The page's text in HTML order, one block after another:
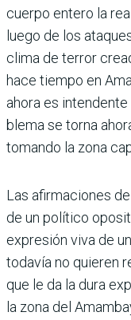
cuerpo entero la
luego de los
clima de terror
hace tiempo en
ahora es
blema se torna
tomando la zona
Las afirmaciones
de un político
expre­sión viva de
todavía no quieren
que le da la dura
la zona del